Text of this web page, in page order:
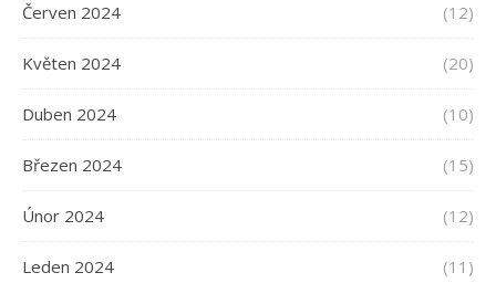
Červen 2024 (12)
Květen 2024 (20)
Duben 2024 (10)
Březen 2024 (15)
Únor 2024 (12)
Leden 2024 (11)